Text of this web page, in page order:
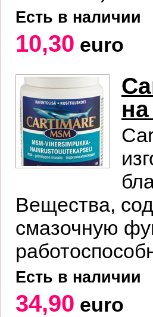
Есть в наличии
10,30 euro
Вещества,
смазочную
Есть в наличии
34,90 euro